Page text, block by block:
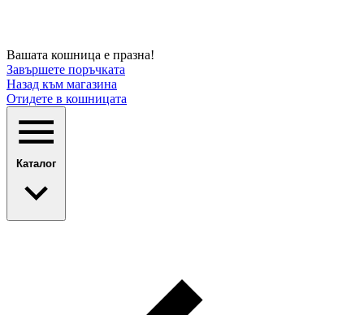
Вашата кошница е празна!
Завършете поръчката
Назад към магазина
Отидете в кошницата
Каталог